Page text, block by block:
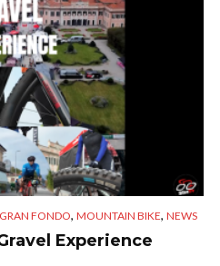
GRAN FONDO, MOUNTAIN BIKE, NEWS
Experience